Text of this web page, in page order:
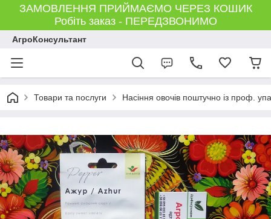
ЗАМОВЛЕННЯ ПРИЙМАЄМО ЧЕРЕЗ КОШИК
Робіть заказ - ПЕРЕДЗВОНИМО
АгроКонсультант
Товари та послуги Насіння овочів поштучно із проф.